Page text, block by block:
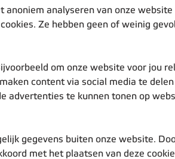
Tijd : 10.00 t/m
Locatie: Jaarbeurs
De Klimaattop
samen om versnelling
gebouwde omgeving.
klimaatadaptatie en
zetten. Wij zijn erbij
te ontwikkelen.
anoniem analyseren van onze
Ze hebben geen of weinig
om onze website voor jou
content via social media te delen
advertenties te kunnen tonen op
gegevens buiten onze website.
met het plaatsen van deze